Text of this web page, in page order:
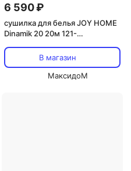
6 590 ₽
сушилка для белья JOY HOME
Dinamik 20 20м 121-
телескопич. нерж.сталь,
пластик
В магазин
МаксидоМ